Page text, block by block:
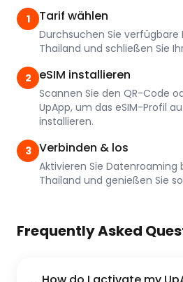
1 Tarif wählen
Durchsuchen Sie
Thailand und schließen Sie
2 eSIM installieren
Scannen Sie den QR-Code
UpApp, um das eSIM-Profil
installieren.
3 Verbinden & los
Aktivieren Sie Datenroaming
Thailand und genießen Sie
Frequently Asked